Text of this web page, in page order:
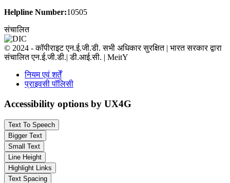
Helpline Number:10505
संचालित
© 2024 - कॉपीराइट एन.ई.जी.डी. सभी अधिकार सुरक्षित | भारत सरकार द्वारा
संचालित एन.ई.जी.डी.| डी.आई.सी. | MeitY
नियम एवं शर्तें
प्राइवसी पॉलिसी
Accessibility options by UX4G
Text To Speech
Bigger Text
Small Text
Line Height
Highlight Links
Text Spacing